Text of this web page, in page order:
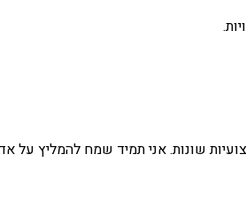
שונות. אני תמיד שמח להמליץ על